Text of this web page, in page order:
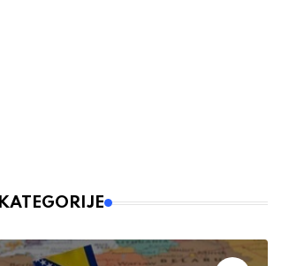
KATEGORIJE